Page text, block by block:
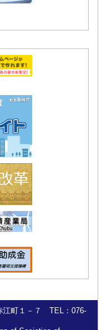
町１－７ TEL：076-